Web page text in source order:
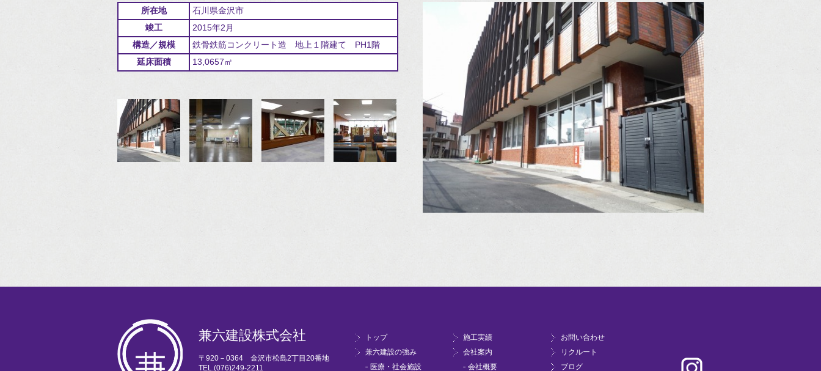
所在地
石川県金沢市
竣工
2015年2月
構造／規模
鉄骨鉄筋コンクリート造 地上１階建て PH1階
延床面積
13,0657㎡
兼六建設株式会社
〒920－0364 金沢市松島2丁目20番地
TEL.(076)249-2211
トップ
兼六建設の強み
医療・社会施設
施工実績
会社案内
会社概要
お問い合わせ
リクルート
ブログ